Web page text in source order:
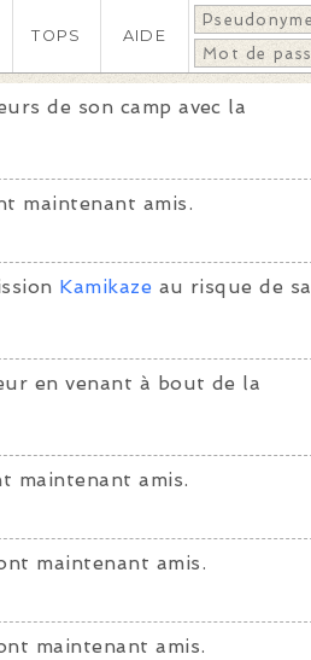
TOPS
AIDE
de son camp avec la
maintenant amis.
Kamikaze au risque de sa
en venant à bout de la
maintenant amis.
maintenant amis.
maintenant amis.